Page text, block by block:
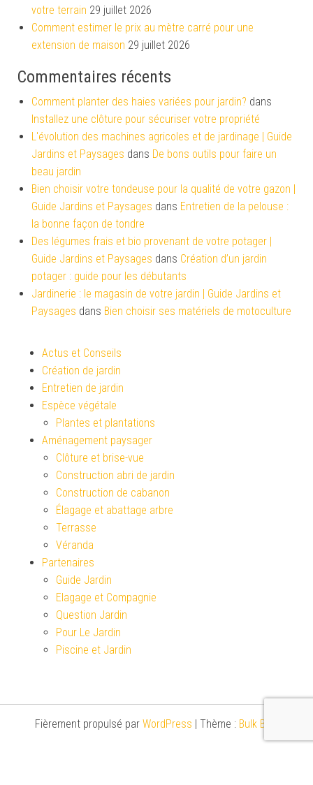
votre terrain 29 juillet 2026
Comment estimer le prix au mètre carré pour une
extension de maison 29 juillet 2026
Commentaires récents
Comment planter des haies variées pour jardin? dans
Installez une clôture pour sécuriser votre propriété
L'évolution des machines agricoles et de jardinage | Guide
Jardins et Paysages dans De bons outils pour faire un
beau jardin
Bien choisir votre tondeuse pour la qualité de votre gazon |
Guide Jardins et Paysages dans Entretien de la pelouse :
la bonne façon de tondre
Des légumes frais et bio provenant de votre potager |
Guide Jardins et Paysages dans Création d’un jardin
potager : guide pour les débutants
Jardinerie : le magasin de votre jardin | Guide Jardins et
Paysages dans Bien choisir ses matériels de motoculture
Actus et Conseils
Création de jardin
Entretien de jardin
Espèce végétale
Plantes et plantations
Aménagement paysager
Clôture et brise-vue
Construction abri de jardin
Construction de cabanon
Élagage et abattage arbre
Terrasse
Véranda
Partenaires
Guide Jardin
Elagage et Compagnie
Question Jardin
Pour Le Jardin
Piscine et Jardin
Fièrement propulsé par WordPress | Thème : Bulk Blog